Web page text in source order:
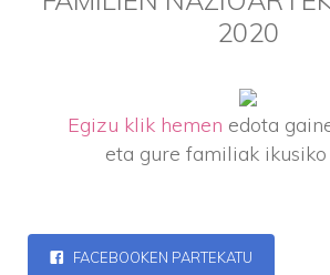
2020
Egizu klik hemen edota
eta gure familiak
FACEBOOKEN PARTEKATU